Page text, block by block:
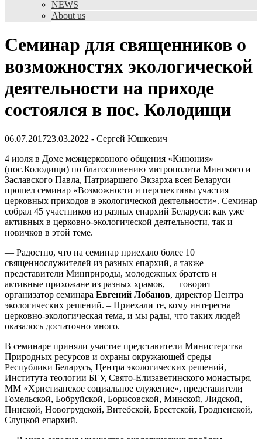
NEWS
About us
Семинар для священников о
возможностях экологической
деятельности на приходе
состоялся в пос. Колодищи
06.07.201723.03.2022 - Сергей Юшкевич
4 июля в Доме межцерковного общения «Кинония»
(пос.Колодищи) по благословению митрополита Минского и
Заславского Павла, Патриаршего Экзарха всея Беларуси
прошел семинар «Возможности и перспективы участия
церковных приходов в экологической деятельности». Семинар
собрал 45 участников из разных епархий Беларуси: как уже
активных в церковно-экологической деятельности, так и
новичков в этой теме.
— Радостно, что на семинар приехало более 10
священнослужителей из разных епархий, а также
представители Минприроды, молодежных братств и
активные прихожане из разных храмов, — говорит
организатор семинара Евгений Лобанов, директор Центра
экологических решений. – Приехали те, кому интересна
церковно-экологическая тема, и мы рады, что таких людей
оказалось достаточно много.
В семинаре приняли участие представители Министерства
Природных ресурсов и охраны окружающей среды
Республики Беларусь, Центра экологических решений,
Института теологии БГУ, Свято-Елизаветинского монастыря,
ММ «Христианское социальное служение», представители
Гомельской, Бобруйской, Борисовской, Минской, Лидской,
Пинской, Новогрудской, Витебской, Брестской, Гродненской,
Слуцкой епархий.